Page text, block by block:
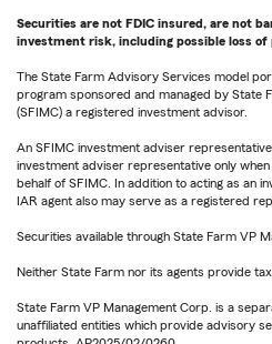
Securities are not FDIC insured, are not
investment risk, including possible loss of
The State Farm Advisory Services model
program sponsored and managed by State
(SFIMC) a registered investment advisor.
An SFIMC investment adviser
investment adviser representative only
behalf of SFIMC. In addition to acting as an
IAR agent also may serve as a registered
Securities available through State Farm VP
Neither State Farm nor its agents provide tax
State Farm VP Management Corp. is a
unaffiliated entities which provide advisory